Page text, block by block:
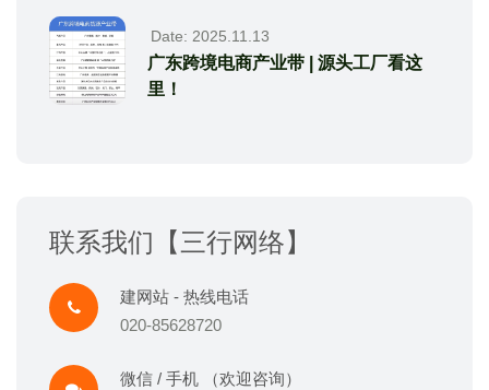
Date: 2025.11.13
广东跨境电商产业带 | 源头工厂看这
里！
联系我们【三行网络】
建网站 - 热线电话
020-85628720
微信 / 手机 （欢迎咨询）